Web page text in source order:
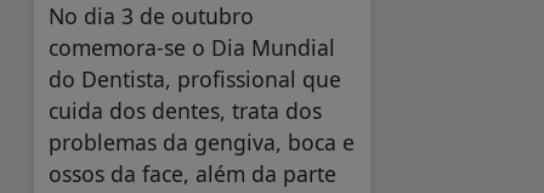
No dia 3 de outubro
comemora-se o Dia Mundial
do Dentista, profissional que
cuida dos dentes, trata dos
problemas da gengiva, boca e
ossos da face, além da parte